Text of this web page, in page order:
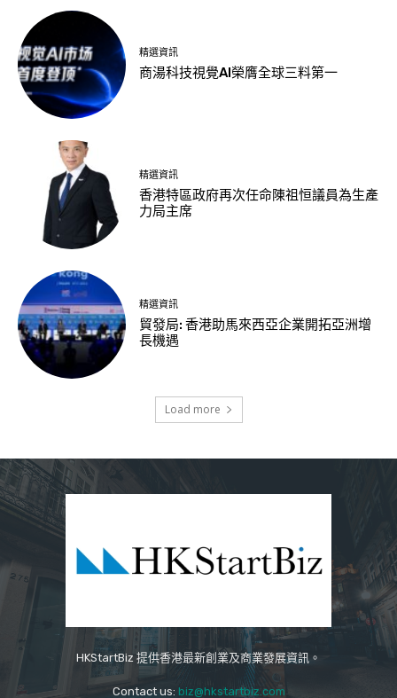
精選資訊
商湯科技視覺AI榮膺全球三料第一
精選資訊
香港特區政府再次任命陳祖恒議員為生產
力局主席
精選資訊
貿發局: 香港助馬來西亞企業開拓亞洲增
長機遇
Load more
HKStartBiz 提供香港最新創業及商業發展資訊。
Contact us: biz@hkstartbiz.com